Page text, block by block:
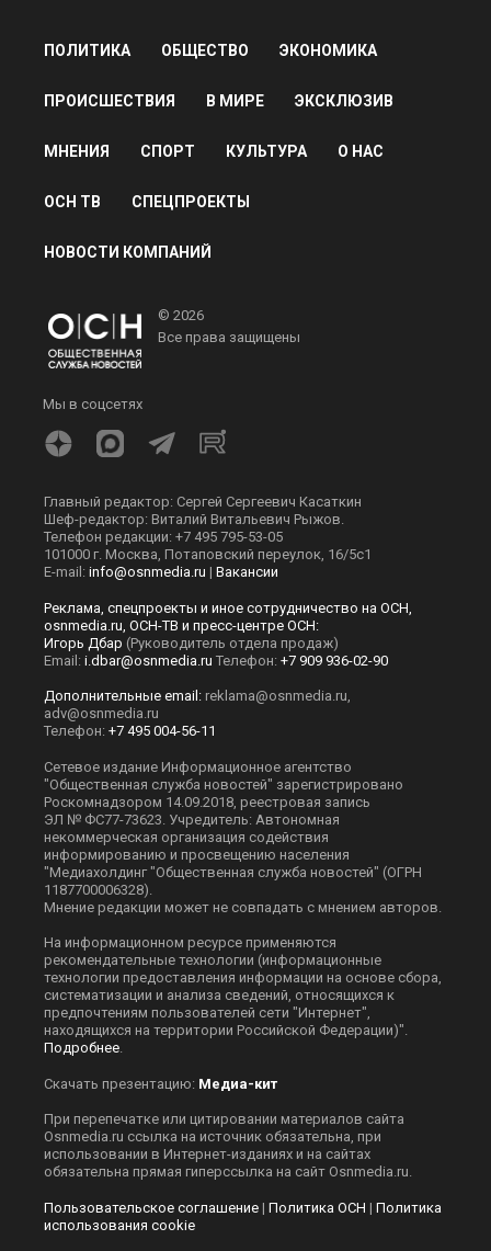
ПОЛИТИКА ОБЩЕСТВО ЭКОНОМИКА
ПРОИСШЕСТВИЯ В МИРЕ ЭКСКЛЮЗИВ
МНЕНИЯ СПОРТ КУЛЬТУРА О НАС
ОСН ТВ СПЕЦПРОЕКТЫ
НОВОСТИ КОМПАНИЙ
© 2026
Все права защищены
Мы в соцсетях
Главный редактор: Сергей Сергеевич Касаткин
Шеф-редактор: Виталий Витальевич Рыжов.
Телефон редакции: +7 495 795-53-05
101000 г. Москва, Потаповский переулок, 16/5с1
E-mail: info@osnmedia.ru | Вакансии
Реклама, спецпроекты и иное сотрудничество на ОСН,
osnmedia.ru, ОСН-ТВ и пресс-центре ОСН:
Игорь Дбар (Руководитель отдела продаж)
Email: i.dbar@osnmedia.ru Телефон: +7 909 936-02-90
Дополнительные email: reklama@osnmedia.ru,
adv@osnmedia.ru
Телефон: +7 495 004-56-11
Сетевое издание Информационное агентство
"Общественная служба новостей" зарегистрировано
Роскомнадзором 14.09.2018, реестровая запись
ЭЛ № ФС77-73623. Учредитель: Автономная
некоммерческая организация содействия
информированию и просвещению населения
"Медиахолдинг "Общественная служба новостей" (ОГРН
1187700006328).
Мнение редакции может не совпадать с мнением авторов.
На информационном ресурсе применяются
рекомендательные технологии (информационные
технологии предоставления информации на основе сбора,
систематизации и анализа сведений, относящихся к
предпочтениям пользователей сети "Интернет",
находящихся на территории Российской Федерации)".
Подробнее.
Скачать презентацию: Медиа-кит
При перепечатке или цитировании материалов сайта
Оsnmedia.ru ссылка на источник обязательна, при
использовании в Интернет-изданиях и на сайтах
обязательна прямая гиперссылка на сайт Оsnmedia.ru.
Пользовательское соглашение | Политика ОСН | Политика
использования cookie